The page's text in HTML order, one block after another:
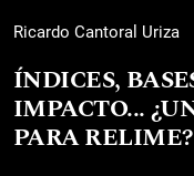
Ricardo Cantoral Uriza
ÍNDICES,
IMPACTO...
PARA RELIME?